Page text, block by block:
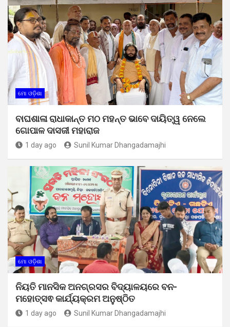
ମୋ ଓଡ଼ିଶା
ବାଘଶାଳା ରାଧାକାନ୍ତ ମଠ ମହନ୍ତ ଭାବେ ଦାୟିତ୍ୱ ନେଲେ
ଗୋପାଳ ଦାସଜୀ ମହାରାଜ
1 day ago Sunil Kumar Dhangadamajhi
ମୋ ଓଡ଼ିଶା
ନିୟତି ମାନସିକ ଅନଗ୍ରସର ବିଦ୍ୟାଳୟରେ ବନ-
ମହୋତ୍ସଵ କାର୍ଯ୍ୟକ୍ରମ ଅନୁଷ୍ଠିତ
1 day ago Sunil Kumar Dhangadamajhi